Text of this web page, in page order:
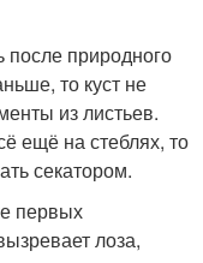
природного
то куст не
из листьев.
ещё на стеблях, то
секатором.
первых
лоза,